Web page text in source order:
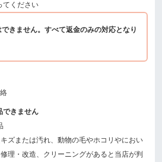
てください
きません。すべて返金のみの対応となり
できません
ズまたは汚れ、動物の毛やホコリやにおい
理・改造、クリーニングがあると当店が判